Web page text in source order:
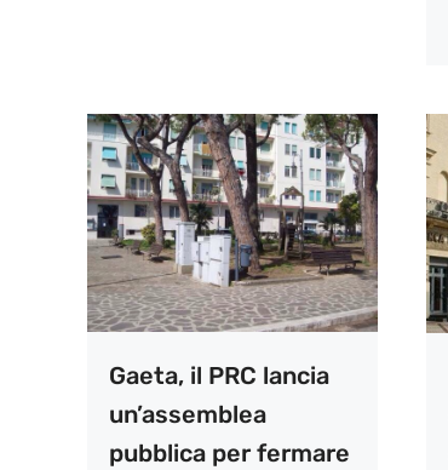
Gaeta, il PRC lancia
un’assemblea
pubblica per fermare